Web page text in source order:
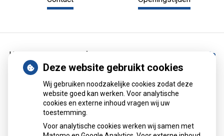
Home Medische informatie Medische encyclopedie
Medische encyclopedie
Alles over medicijnen
Betrouwbare informatie van de apotheker
Deze website gebruikt cookies
Wij gebruiken noodzakelijke cookies zodat deze
website goed kan werken. Voor analytische
cookies en externe inhoud vragen wij uw
toestemming.
Voor analytische cookies werken wij samen met